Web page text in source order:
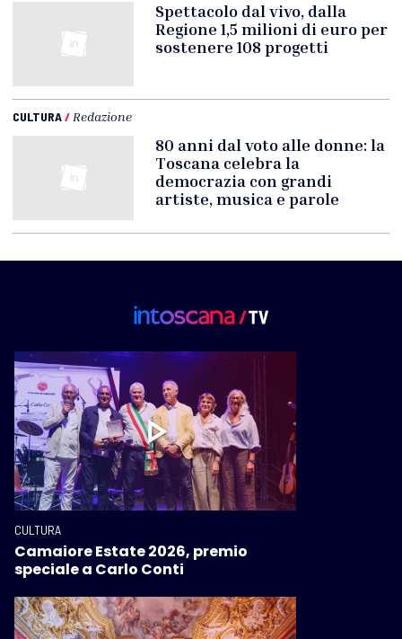
Spettacolo dal vivo, dalla
Regione 1,5 milioni di euro per
sostenere 108 progetti
CULTURA/Redazione
80 anni dal voto alle donne: la
Toscana celebra la
democrazia con grandi
artiste, musica e parole
CULTURA
Camaiore Estate 2026, premio
speciale a Carlo Conti